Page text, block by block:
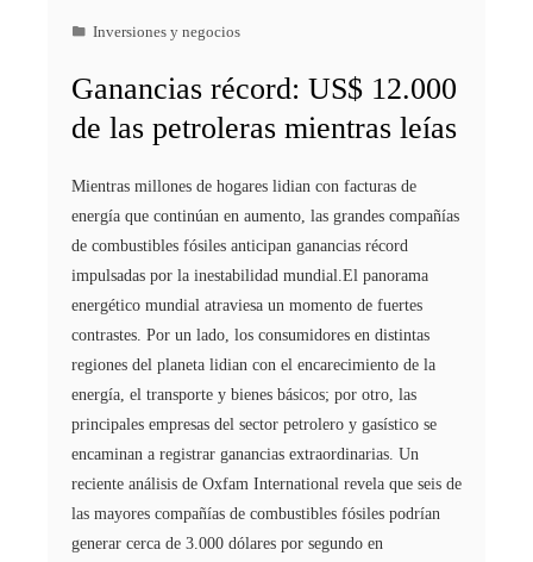
Inversiones y negocios
Ganancias récord: US$ 12.000
de las petroleras mientras leías
Mientras millones de hogares lidian con facturas de
energía que continúan en aumento, las grandes compañías
de combustibles fósiles anticipan ganancias récord
impulsadas por la inestabilidad mundial.El panorama
energético mundial atraviesa un momento de fuertes
contrastes. Por un lado, los consumidores en distintas
regiones del planeta lidian con el encarecimiento de la
energía, el transporte y bienes básicos; por otro, las
principales empresas del sector petrolero y gasístico se
encaminan a registrar ganancias extraordinarias. Un
reciente análisis de Oxfam International revela que seis de
las mayores compañías de combustibles fósiles podrían
generar cerca de 3.000 dólares por segundo en